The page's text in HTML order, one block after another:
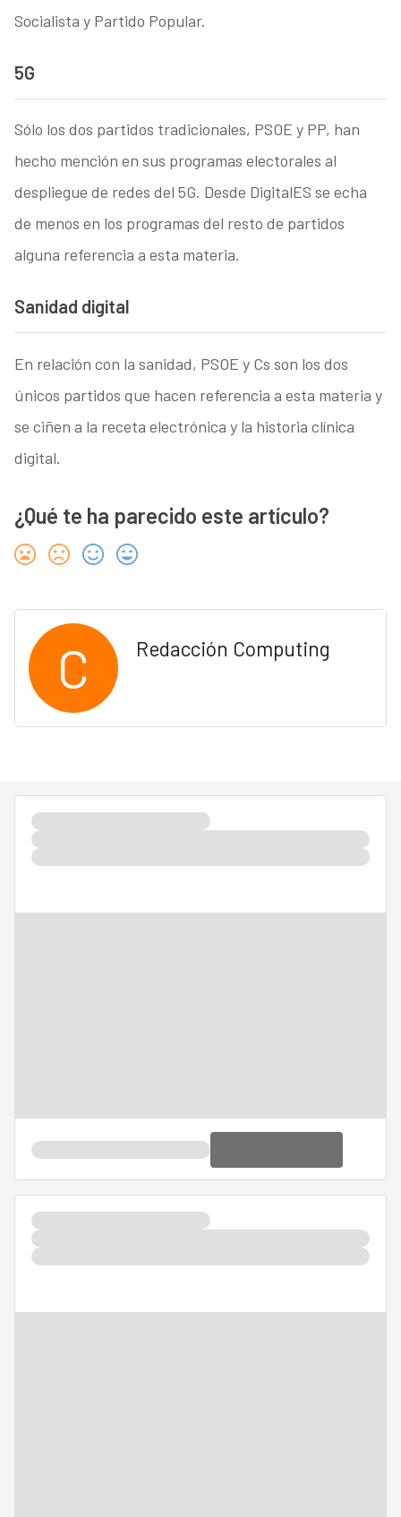
Socialista y Partido Popular.
5G
Sólo los dos partidos tradicionales, PSOE y PP, han
hecho mención en sus programas electorales al
despliegue de redes del 5G. Desde DigitalES se echa
de menos en los programas del resto de partidos
alguna referencia a esta materia.
Sanidad digital
En relación con la sanidad, PSOE y Cs son los dos
únicos partidos que hacen referencia a esta materia y
se ciñen a la receta electrónica y la historia clínica
digital.
¿Qué te ha parecido este artículo?
C Redacción Computing